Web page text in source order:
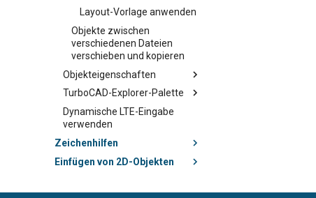
Layout-Vorlage anwenden
Objekte zwischen
verschiedenen Dateien
verschieben und kopieren
Objekteigenschaften
TurboCAD-Explorer-Palette
Dynamische LTE-Eingabe
verwenden
Zeichenhilfen
Einfügen von 2D-Objekten
von Objekten